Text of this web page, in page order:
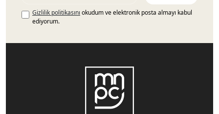
Gizlilik politikasını okudum ve elektronik posta almayı kabul
ediyorum.